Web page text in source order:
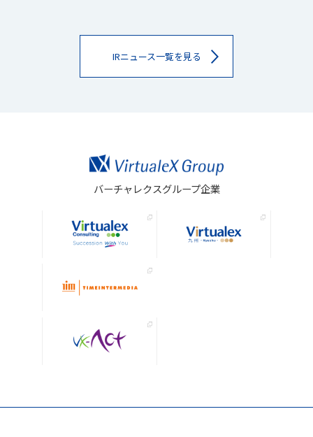
IRニュース一覧を見る
バーチャレクスグループ企業